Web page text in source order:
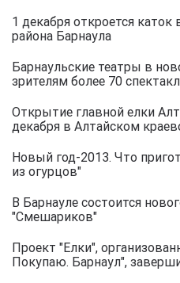
1 декабря откроется каток
района Барнаула
Барнаульские театры в
зрителям более 70
Открытие главной елки
декабря в Алтайском
Новый год-2013. Что
из огурцов"
В Барнауле состоится
"Смешариков"
Проект "Елки",
Покупаю. Барнаул",